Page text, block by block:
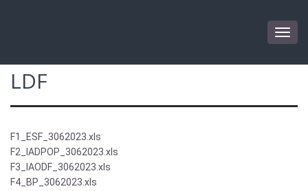
LDF
F1_ESF_3062023.xls
F2_IADPOP_3062023.xls
F3_IAODF_3062023.xls
F4_BP_3062023.xls